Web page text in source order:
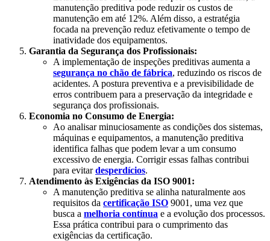
manutenção preditiva pode reduzir os custos de
manutenção em até 12%. Além disso, a estratégia
focada na prevenção reduz efetivamente o tempo de
inatividade dos equipamentos.
Garantia da Segurança dos Profissionais:
A implementação de inspeções preditivas aumenta a
segurança no chão de fábrica, reduzindo os riscos de
acidentes. A postura preventiva e a previsibilidade de
erros contribuem para a preservação da integridade e
segurança dos profissionais.
Economia no Consumo de Energia:
Ao analisar minuciosamente as condições dos sistemas,
máquinas e equipamentos, a manutenção preditiva
identifica falhas que podem levar a um consumo
excessivo de energia. Corrigir essas falhas contribui
para evitardesperdícios.
Atendimento às Exigências da ISO 9001:
A manutenção preditiva se alinha naturalmente aos
requisitos da certificação ISO 9001, uma vez que
busca a melhoria contínua e a evolução dos processos.
Essa prática contribui para o cumprimento das
exigências da certificação.